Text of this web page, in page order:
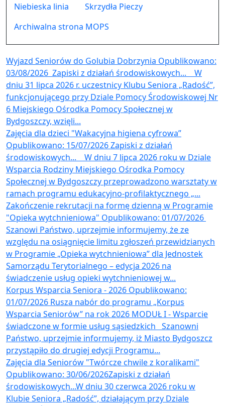
Wyjazd Seniorów do Golubia Dobrzynia Opublikowano:
03/08/2026 ​ Zapiski z działań środowiskowych... ​ W
dniu 31 lipca 2026 r. uczestnicy Klubu Seniora „Radość”,
funkcjonującego przy Dziale Pomocy Środowiskowej Nr
6 Miejskiego Ośrodka Pomocy Społecznej w
Bydgoszczy, wzięli...
Zajęcia dla dzieci "Wakacyjna higiena cyfrowa”
Opublikowano: 15/07/2026​ Zapiski z działań
środowiskowych... ​ W dniu 7 lipca 2026 roku w Dziale
Wsparcia Rodziny Miejskiego Ośrodka Pomocy
Społecznej w Bydgoszczy przeprowadzono warsztaty w
ramach programu edukacyjno-profilaktycznego „...
Zakończenie rekrutacji na formę dzienną w Programie
"Opieka wytchnieniowa" Opublikowano: 01/07/2026
Szanowi Państwo, uprzejmie informujemy, że ze
względu na osiągnięcie limitu zgłoszeń przewidzianych
w Programie „Opieka wytchnieniowa” dla Jednostek
Samorządu Terytorialnego – edycja 2026 na
świadczenie usług opieki wytchnieniowej w...
Korpus Wsparcia Seniora - 2026 Opublikowano:
01/07/2026 Rusza nabór do programu „Korpus
Wsparcia Seniorów” na rok 2026 MODUŁ I - Wsparcie
świadczone w formie usług sąsiedzkich Szanowni
Państwo, uprzejmie informujemy, iż Miasto Bydgoszcz
przystąpiło do drugiej edycji Programu...
Zajęcia dla Seniorów "Twórcze chwile z koralikami"
Opublikowano: 30/06/2026​ Zapiski z działań
środowiskowych... ​ ​ W dniu 30 czerwca 2026 roku w
Klubie Seniora „Radość”, działającym przy Dziale
Niebieska linia
Skrzydła Pieczy
Archiwalna strona MOPS